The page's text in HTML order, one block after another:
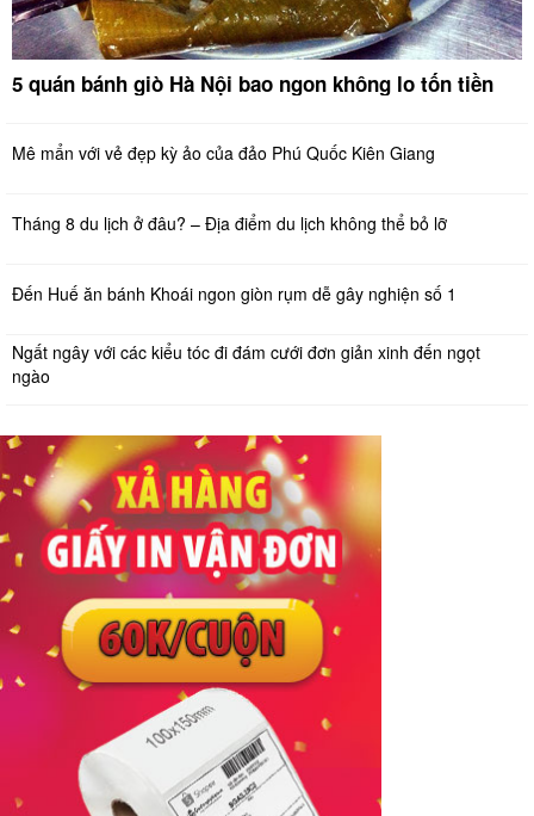
5 quán bánh giò Hà Nội bao ngon không lo tốn tiền
Mê mẩn với vẻ đẹp kỳ ảo của đảo Phú Quốc Kiên Giang
Tháng 8 du lịch ở đâu? – Địa điểm du lịch không thể bỏ lỡ
Đến Huế ăn bánh Khoái ngon giòn rụm dễ gây nghiện số 1
Ngất ngây với các kiểu tóc đi đám cưới đơn giản xinh đến ngọt
ngào